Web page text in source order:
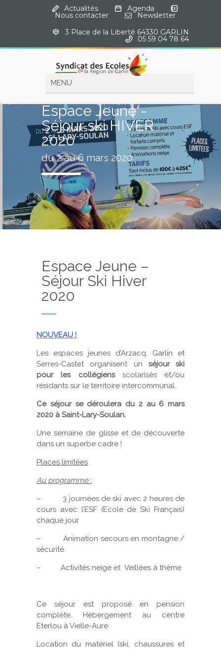
Actualités Agenda
Nous contacter
Newsletter
3 Place de la Liberté 64330 GARLIN
05 59 04 78 64
Espace Jeune -
Séjour ski HIVER
2020
du 2 au 6 mars 2020
Espace Jeune –
Séjour Ski Hiver
2020
NOUVEAU !
Les espaces jeunes d’Arzacq, Garlin et
Serres-Castet organisent un séjour ski
pour les collégiensscolarisés et/ou
résidants sur le territoire intercommunal.
Ce séjour se déroulera du 2 au 6 mars
2020 à Saint-Lary-Soulan.
Une semaine de glisse et de découverte
dans un superbe cadre !
Places limitées
Au programme :
– 3 journées de ski avec 2 heures de
cours avec l’ESF (Ecole de Ski Français)
chaque jour
– Animation secours en montagne /
sécurité
– Activités neige et Veillées à thème
Ce séjour est proposé en pension
complète. Hébergement au centre
Eterlou à Vielle-Aure
Location du matériel (ski, chaussures et